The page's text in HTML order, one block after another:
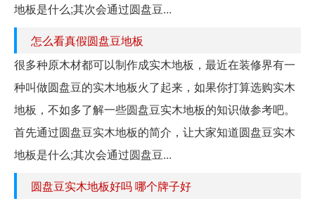
地板是什么;其次会通过圆盘豆...
怎么看真假圆盘豆地板
很多种原木材都可以制作成实木地板，最近在装修界有一
种叫做圆盘豆的实木地板火了起来，如果你打算选购实木
地板，不如多了解一些圆盘豆实木地板的知识做参考吧。
首先通过圆盘豆实木地板的简介，让大家知道圆盘豆实木
地板是什么;其次会通过圆盘豆...
圆盘豆实木地板好吗 哪个牌子好